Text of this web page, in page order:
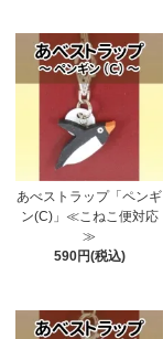
あべストラップ「ペンギ
ン(C)」≪こねこ便対応
≫
590円(税込)